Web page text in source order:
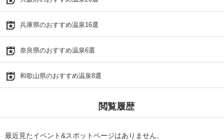
兵庫県のおすすめ温泉16選
奈良県のおすすめ温泉6選
和歌山県のおすすめ温泉8選
閲覧履歴
最近見たイベント&スポットページはありません。